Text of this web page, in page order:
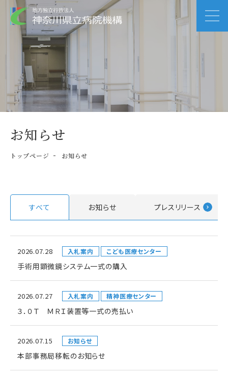
お知らせ
トップページ お知らせ
すべて お知らせ プレスリリース
2026.07.28 入札案内 こども医療センター
手術用顕微鏡システム一式の購入
2026.07.27 入札案内 精神医療センター
３．０Ｔ ＭＲＩ装置等一式の売払い
2026.07.15 お知らせ
本部事務局移転のお知らせ